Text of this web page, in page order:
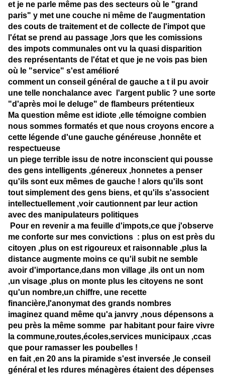
et je ne parle même pas des secteurs où le "grand
paris" y met une couche ni même de l'augmentation
des couts de traitement et de collecte de l'impot que
l'état se prend au passage ,lors que les comissions
des impots communales ont vu la quasi disparition
des représentants de l'état et que je ne vois pas bien
où le "service" s'est amélioré
comment un conseil général de gauche a t il pu avoir
une telle nonchalance avec l'argent public ? une sorte
"d'après moi le deluge" de flambeurs prétentieux
Ma question même est idiote ,elle témoigne combien
nous sommes formatés et que nous croyons encore a
cette légende d'une gauche généreuse ,honnête et
respectueuse
un piege terrible issu de notre inconscient qui pousse
des gens intelligents ,génereux ,honnetes a penser
qu'ils sont eux mêmes de gauche ! alors qu'ils sont
tout simplement des gens biens, et qu'ils s'associent
intellectuellement ,voir cautionnent par leur action
avec des manipulateurs politiques
Pour en revenir a ma feuille d'impots,ce que j'observe
me conforte sur mes convictions : plus on est près du
citoyen ,plus on est rigoureux et raisonnable ,plus la
distance augmente moins ce qu'il subit ne semble
avoir d'importance,dans mon village ,ils ont un nom
,un visage ,plus on monte plus les citoyens ne sont
qu'un nombre,un chiffre, une recette
financière,l'anonymat des grands nombres
imaginez quand même qu'a janvry ,nous dépensons a
peu près la même somme par habitant pour faire vivre
la commune,routes,écoles,services municipaux ,ccas
que pour ramasser les poubelles !
en fait ,en 20 ans la piramide s'est inversée ,le conseil
général et les rdures ménagères étaient des dépenses